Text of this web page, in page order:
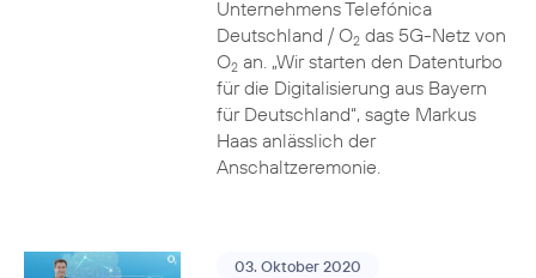
Unternehmens Telefónica
Deutschland / O2das 5G-Netz von
O2an. „Wir starten den Datenturbo
für die Digitalisierung aus Bayern
für Deutschland“, sagte Markus
Haas anlässlich der
Anschaltzeremonie.
03. Oktober 2020